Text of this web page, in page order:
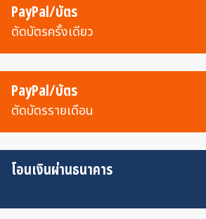
PayPal/บัตร
ตัดบัตรครั้งเดียว
PayPal/บัตร
ตัดบัตรรายเดือน
โอนเงินผ่านธนาคาร